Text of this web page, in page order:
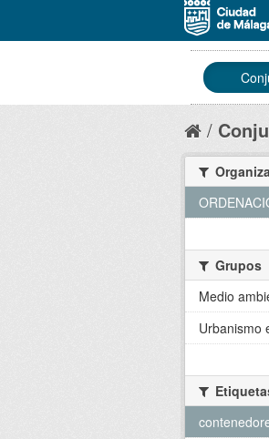
Grupos
Medio
Urbanismo